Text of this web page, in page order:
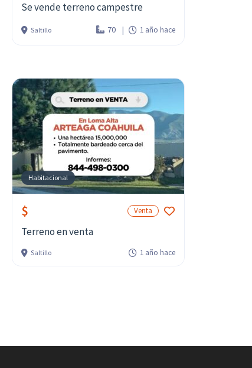
Se vende terreno campestre
Saltillo 70 1 año hace
Habitacional
$ Venta
Terreno en venta
Saltillo 1 año hace